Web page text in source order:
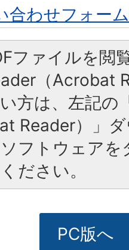
合わせフォーム
ファイルを閲
（Acrobat
方は、左記の
Reader）」
フトウェア
ださい。
PC版へ